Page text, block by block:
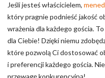
Jeśli jesteś właścicielem,
który pragnie podnieść jakość
wrażenia dla każdego gościa. To
dla Ciebie! Dzięki niemu
które pozwolą Ci dostosować
i preferencji każdego gościa.
przewagę konkurencyjną!